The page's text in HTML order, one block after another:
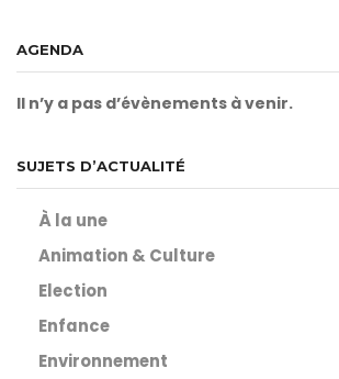
AGENDA
Il n’y a pas d’évènements à venir.
SUJETS D’ACTUALITÉ
À la une
Animation & Culture
Election
Enfance
Environnement